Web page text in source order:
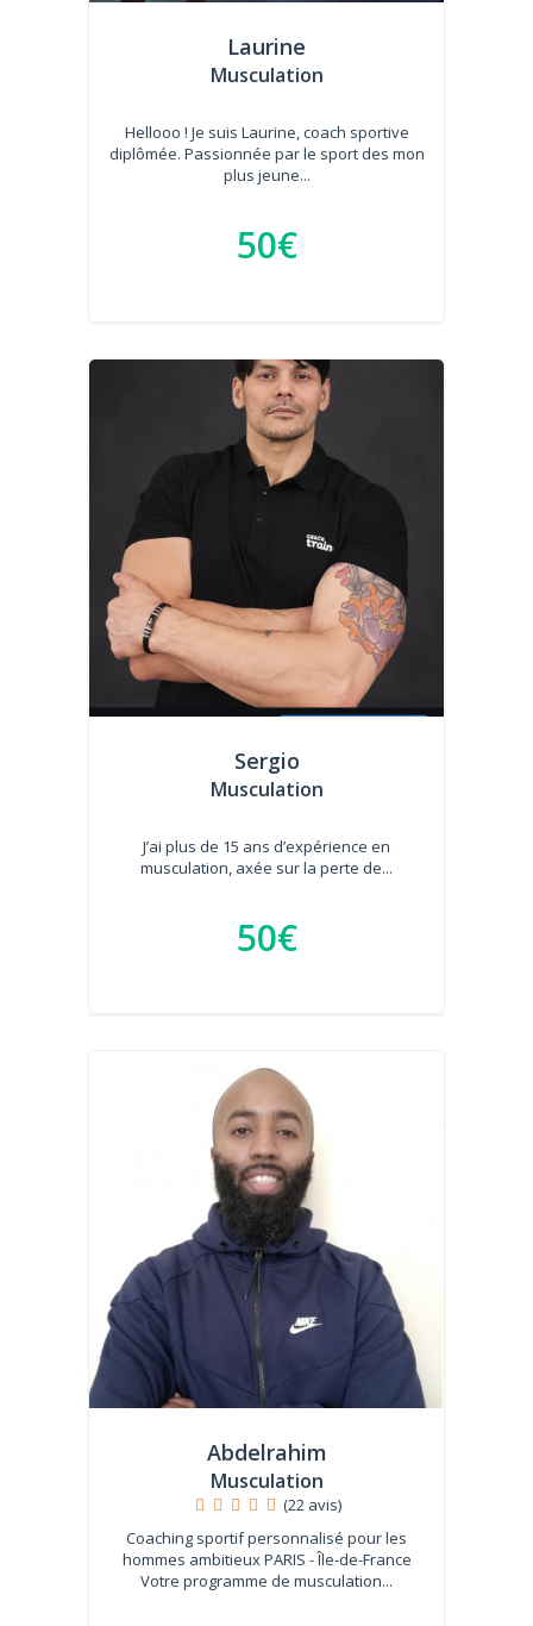
Laurine
Musculation
Hellooo ! Je suis Laurine, coach sportive
diplômée. Passionnée par le sport des mon
plus jeune...
50€
Sergio
Musculation
J’ai plus de 15 ans d’expérience en
musculation, axée sur la perte de...
50€
Abdelrahim
Musculation
(22 avis)
Coaching sportif personnalisé pour les
hommes ambitieux PARIS - Île-de-France
Votre programme de musculation...